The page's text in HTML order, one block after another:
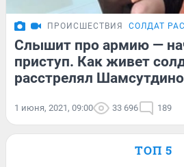
ПРОИСШЕСТВИЯ СОЛДАТ
Слышит про армию —
приступ. Как живет
расстрелял
1 июня, 2021, 09:00 33 696 189
ТОП 5